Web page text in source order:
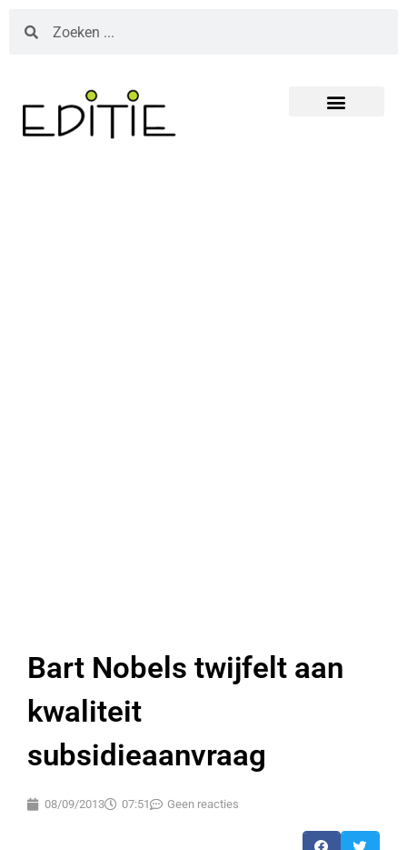
Bart Nobels twijfelt aan
kwaliteit
subsidieaanvraag
08/09/2013 07:51 Geen reacties